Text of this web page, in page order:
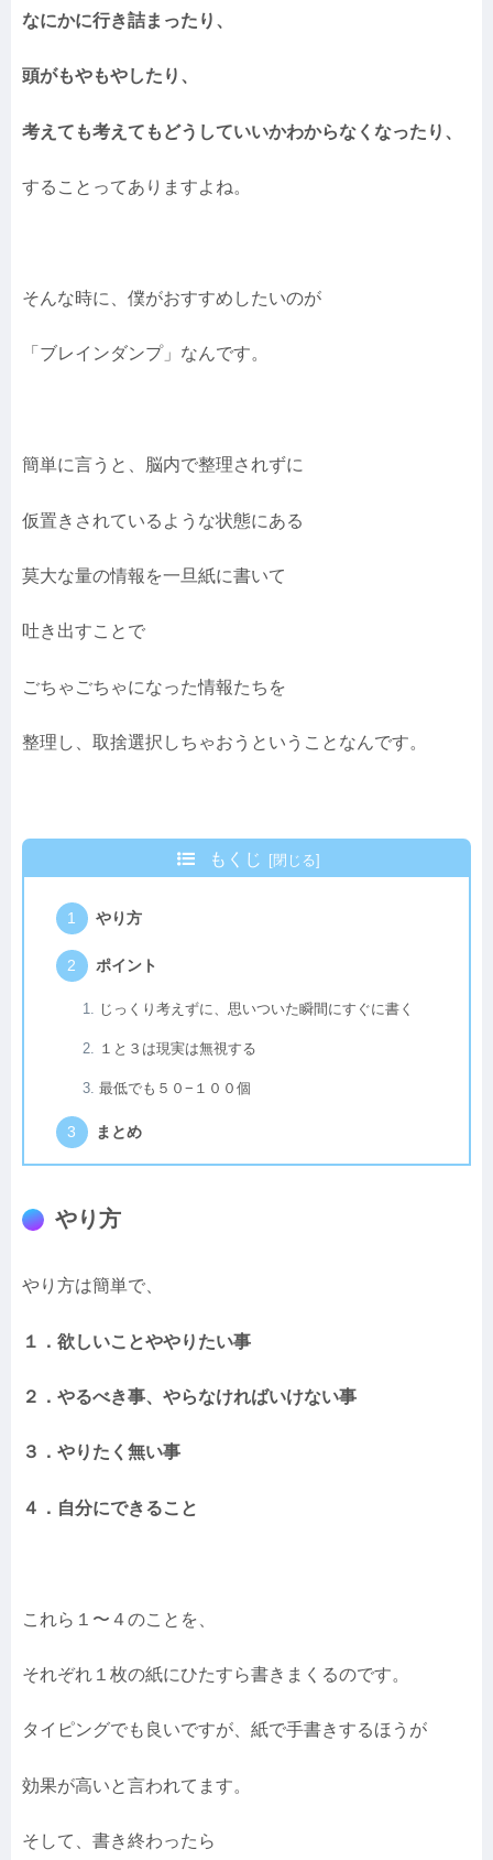
なにかに行き詰まったり、
頭がもやもやしたり、
考えても考えてもどうしていいかわからなくなったり、
することってありますよね。
そんな時に、僕がおすすめしたいのが
「ブレインダンプ」なんです。
簡単に言うと、脳内で整理されずに
仮置きされているような状態にある
莫大な量の情報を一旦紙に書いて
吐き出すことで
ごちゃごちゃになった情報たちを
整理し、取捨選択しちゃおうということなんです。
もくじ
やり方
ポイント
じっくり考えずに、思いついた瞬間にすぐに書く
１と３は現実は無視する
最低でも５０−１００個
まとめ
やり方
やり方は簡単で、
１．欲しいことややりたい事
２．やるべき事、やらなければいけない事
３．やりたく無い事
４．自分にできること
これら１〜４のことを、
それぞれ１枚の紙にひたすら書きまくるのです。
タイピングでも良いですが、紙で手書きするほうが
効果が高いと言われてます。
そして、書き終わったら